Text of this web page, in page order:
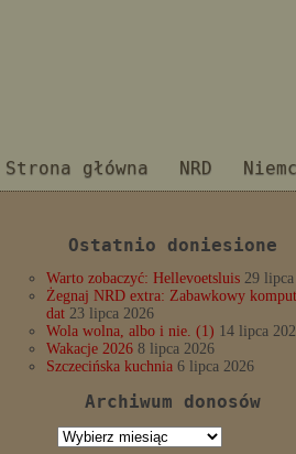
Strona główna NRD
Ostatnio doniesione
Warto zobaczyć: Hellevoetsluis 29
Żegnaj NRD extra: Zabawkowy
dat 23 lipca 2026
Wola wolna, albo i nie. (1) 14 lipca
Wakacje 2026 8 lipca 2026
Szczecińska kuchnia 6 lipca 2026
Archiwum donosów
Archiwum